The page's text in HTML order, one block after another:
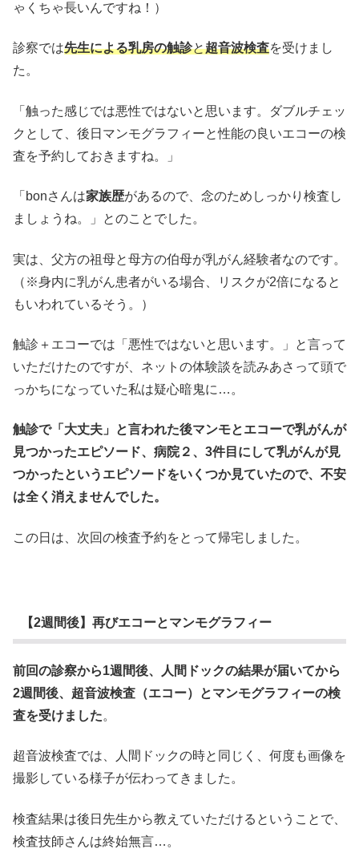
ゃくちゃ長いんですね！）
診察では先生による乳房の触診と超音波検査を受けまし
た。
「触った感じでは悪性ではないと思います。ダブルチェッ
クとして、後日マンモグラフィーと性能の良いエコーの検
査を予約しておきますね。」
「bonさんは家族歴があるので、念のためしっかり検査し
ましょうね。」とのことでした。
実は、父方の祖母と母方の伯母が乳がん経験者なのです。
（※身内に乳がん患者がいる場合、リスクが2倍になると
もいわれているそう。）
触診＋エコーでは「悪性ではないと思います。」と言って
いただけたのですが、ネットの体験談を読みあさって頭で
っかちになっていた私は疑心暗鬼に…。
触診で「大丈夫」と言われた後マンモとエコーで乳がんが
見つかったエピソード、病院２、3件目にして乳がんが見
つかったというエピソードをいくつか見ていたので、不安
は全く消えませんでした。
この日は、次回の検査予約をとって帰宅しました。
【2週間後】再びエコーとマンモグラフィー
前回の診察から1週間後、人間ドックの結果が届いてから
2週間後、超音波検査（エコー）とマンモグラフィーの検
査を受けました。
超音波検査では、人間ドックの時と同じく、何度も画像を
撮影している様子が伝わってきました。
検査結果は後日先生から教えていただけるということで、
検査技師さんは終始無言…。